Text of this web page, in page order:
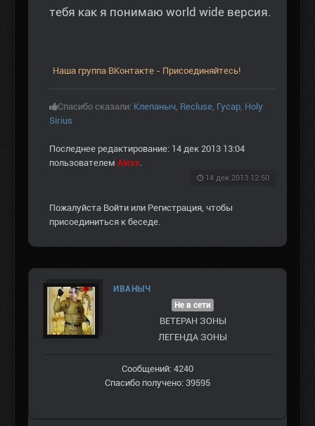
тебя как я понимаю world wide версия.
Наша группа ВКонтакте - Присоединяйтесь!
Спасибо сказали: Клепаныч Recluse Гусар Holy
Sirius
Последнее редактирование: 14 дек 2013 13:04
пользователем Alexs
14 дек 2013 12:50
Пожалуйста Войти или Регистрация , чтобы
присоединиться к беседе.
ИВАНЫЧ
Не в сети
ВЕТЕРАН ЗOНЫ
ЛЕГЕНДА ЗОНЫ
Сообщений: 4240
Спасибо получено: 39595